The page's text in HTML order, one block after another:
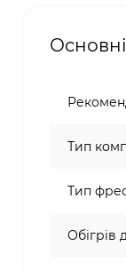
Тип
Тип
Обігрів